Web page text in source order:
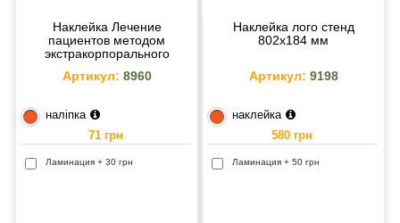
Наклейка Лечение
пациентов методом
экстракорпорального
амбулаторных условиях
Артикул: 8960
наліпка
71 грн
Ламинация + 30 грн
Наклейка лого стенд
802x184 мм
Артикул: 9198
наклейка
580 грн
Ламинация + 50 грн